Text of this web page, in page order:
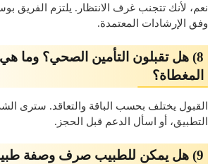
نعم، لأنك تتجنب غرف الانتظار. يلتزم الفريق
وفق الإرشادات المعتمدة.
8) هل تقبلون التأمين الصحي؟ وما
المغطاة؟
القبول يختلف بحسب الباقة والتعاقد. سترى
التطبيق، أو اسأل الدعم قبل الحجز.
9) هل يمكن للطبيب صرف وصفة طبية